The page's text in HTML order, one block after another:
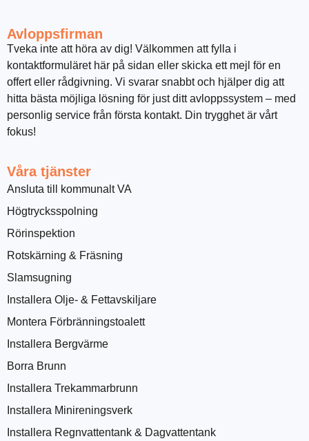
Avloppsfirman
Tveka inte att höra av dig! Välkommen att fylla i
kontaktformuläret här på sidan eller skicka ett mejl för en
offert eller rådgivning. Vi svarar snabbt och hjälper dig att
hitta bästa möjliga lösning för just ditt avloppssystem – med
personlig service från första kontakt. Din trygghet är vårt
fokus!
Våra tjänster
Ansluta till kommunalt VA
Högtrycksspolning
Rörinspektion
Rotskärning & Fräsning
Slamsugning
Installera Olje- & Fettavskiljare
Montera Förbränningstoalett
Installera Bergvärme
Borra Brunn
Installera Trekammarbrunn
Installera Minireningsverk
Installera Regnvattentank & Dagvattentank